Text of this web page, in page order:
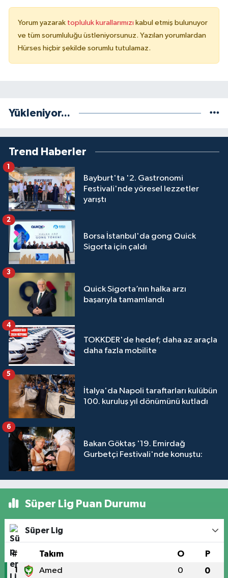
Yorum yazarak topluluk kurallarımızı kabul etmiş bulunuyor
ve tüm sorumluluğu üstleniyorsunuz. Yazılan yorumlardan
Hürses hiçbir şekilde sorumlu tutulamaz.
Yükleniyor...
Trend Haberler
Bayburt'ta '2. Gastronomi
Festivali'nde yöresel lezzetler
yarıştı
1
Borsa İstanbul'da gong Quick
Sigorta için çaldı
2
Quick Sigorta’nın halka arzı
başarıyla tamamlandı
3
TOKKDER'de hedef; daha az araçla
daha fazla mobilite
4
İtalya'da Napoli taraftarları kulübün
100. kuruluş yıl dönümünü kutladı
5
Bakan Göktaş '19. Emirdağ
Gurbetçi Festivali'nde konuştu:
6
Süper Lig Puan Durumu
Süper Lig
# Takım O P
1 Amed 0 0